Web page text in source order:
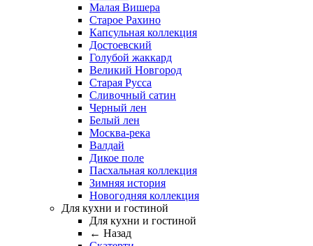
Малая Вишера
Старое Рахино
Капсульная коллекция
Достоевский
Голубой жаккард
Великий Новгород
Старая Русса
Сливочный сатин
Черный лен
Белый лен
Москва-река
Валдай
Дикое поле
Пасхальная коллекция
Зимняя история
Новогодняя коллекция
Для кухни и гостиной
Для кухни и гостиной
← Назад